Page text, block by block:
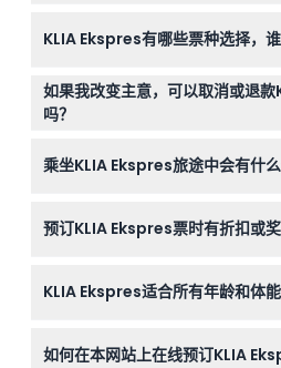
班，提供吉隆坡中央车站与吉隆
KLIA Ekspres有哪些票种选择，
票可通过本网站在线购买，也可在
买。成人票适用于16岁及以上，
岁以下儿童可免费乘车，每张成
童。
如果我改变主意，可以取消或退
吗？
划确定后再进行预订。
乘坐KLIA Ekspres旅途中会有什么
钟无停站直达的快速旅程，座椅
预订KLIA Ekspres票时有折扣或奖
票折扣，持有MyKad可享受优惠
KLIA Ekspres适合所有年龄和体能
免费乘车。不需要特殊体能，列
如何在本网站上在线预订KLIA